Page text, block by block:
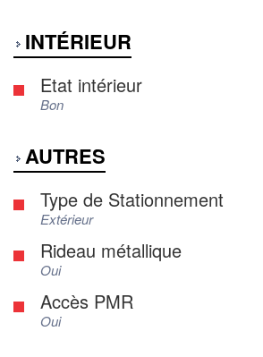
INTÉRIEUR
Etat intérieur
Bon
AUTRES
Type de Stationnement
Extérieur
Rideau métallique
Oui
Accès PMR
Oui